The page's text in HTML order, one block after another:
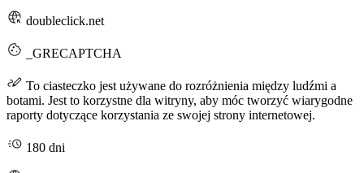
doubleclick.net
_GRECAPTCHA
To ciasteczko jest używane do rozróżnienia między ludźmi a
botami. Jest to korzystne dla witryny, aby móc tworzyć wiarygodne
raporty dotyczące korzystania ze swojej strony internetowej.
180 dni